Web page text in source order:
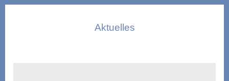
Aktuelles